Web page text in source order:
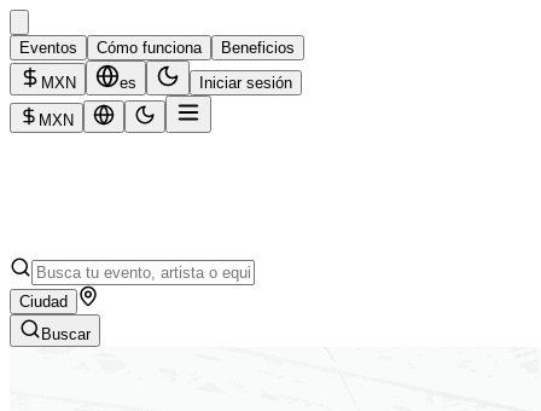
Eventos Cómo funciona
Beneficios
MXN
es Iniciar sesión
MXN
Ciudad
Buscar